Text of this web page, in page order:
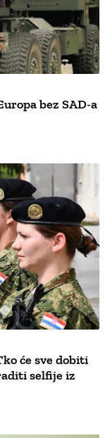
bez SAD-a
će sve dobiti
selfije iz